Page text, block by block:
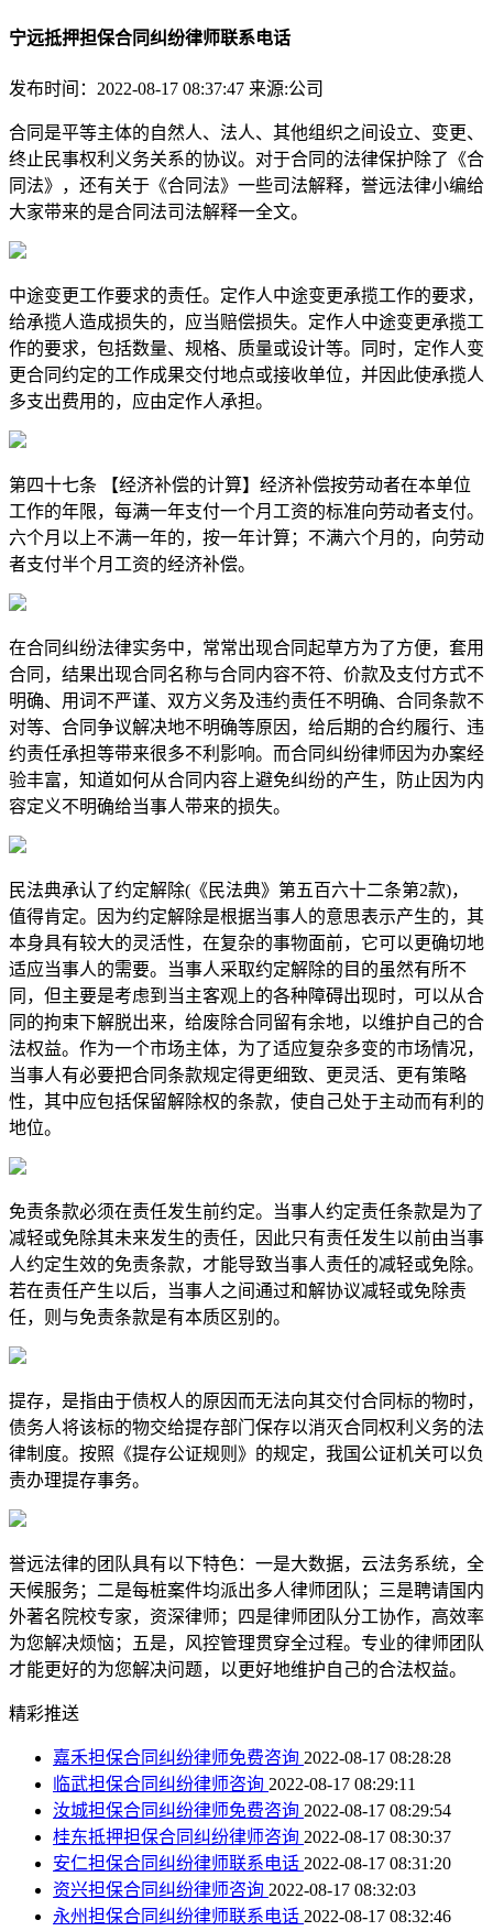
宁远抵押担保合同纠纷律师联系电话
发布时间：2022-08-17 08:37:47 来源:公司
合同是平等主体的自然人、法人、其他组织之间设立、变更、
终止民事权利义务关系的协议。对于合同的法律保护除了《合
同法》，还有关于《合同法》一些司法解释，誉远法律小编给
大家带来的是合同法司法解释一全文。
中途变更工作要求的责任。定作人中途变更承揽工作的要求，
给承揽人造成损失的，应当赔偿损失。定作人中途变更承揽工
作的要求，包括数量、规格、质量或设计等。同时，定作人变
更合同约定的工作成果交付地点或接收单位，并因此使承揽人
多支出费用的，应由定作人承担。
第四十七条 【经济补偿的计算】经济补偿按劳动者在本单位
工作的年限，每满一年支付一个月工资的标准向劳动者支付。
六个月以上不满一年的，按一年计算；不满六个月的，向劳动
者支付半个月工资的经济补偿。
在合同纠纷法律实务中，常常出现合同起草方为了方便，套用
合同，结果出现合同名称与合同内容不符、价款及支付方式不
明确、用词不严谨、双方义务及违约责任不明确、合同条款不
对等、合同争议解决地不明确等原因，给后期的合约履行、违
约责任承担等带来很多不利影响。而合同纠纷律师因为办案经
验丰富，知道如何从合同内容上避免纠纷的产生，防止因为内
容定义不明确给当事人带来的损失。
民法典承认了约定解除(《民法典》第五百六十二条第2款)，
值得肯定。因为约定解除是根据当事人的意思表示产生的，其
本身具有较大的灵活性，在复杂的事物面前，它可以更确切地
适应当事人的需要。当事人采取约定解除的目的虽然有所不
同，但主要是考虑到当主客观上的各种障碍出现时，可以从合
同的拘束下解脱出来，给废除合同留有余地，以维护自己的合
法权益。作为一个市场主体，为了适应复杂多变的市场情况，
当事人有必要把合同条款规定得更细致、更灵活、更有策略
性，其中应包括保留解除权的条款，使自己处于主动而有利的
地位。
免责条款必须在责任发生前约定。当事人约定责任条款是为了
减轻或免除其未来发生的责任，因此只有责任发生以前由当事
人约定生效的免责条款，才能导致当事人责任的减轻或免除。
若在责任产生以后，当事人之间通过和解协议减轻或免除责
任，则与免责条款是有本质区别的。
提存，是指由于债权人的原因而无法向其交付合同标的物时，
债务人将该标的物交给提存部门保存以消灭合同权利义务的法
律制度。按照《提存公证规则》的规定，我国公证机关可以负
责办理提存事务。
誉远法律的团队具有以下特色：一是大数据，云法务系统，全
天候服务；二是每桩案件均派出多人律师团队；三是聘请国内
外著名院校专家，资深律师；四是律师团队分工协作，高效率
为您解决烦恼；五是，风控管理贯穿全过程。专业的律师团队
才能更好的为您解决问题，以更好地维护自己的合法权益。
精彩推送
嘉禾担保合同纠纷律师免费咨询 2022-08-17 08:28:28
临武担保合同纠纷律师咨询 2022-08-17 08:29:11
汝城担保合同纠纷律师免费咨询 2022-08-17 08:29:54
桂东抵押担保合同纠纷律师咨询 2022-08-17 08:30:37
安仁担保合同纠纷律师联系电话 2022-08-17 08:31:20
资兴担保合同纠纷律师咨询 2022-08-17 08:32:03
永州担保合同纠纷律师联系电话 2022-08-17 08:32:46